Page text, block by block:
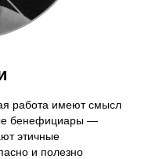
работа имеют смысл
бенефициары —
этичные
и полезно